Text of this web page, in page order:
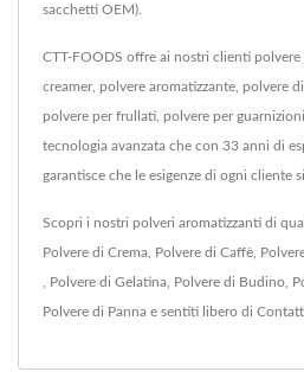
sacchetti OEM).
CTT-FOODS offre ai nostri clienti
creamer, polvere aromatizzante, polvere
polvere per frullati, polvere per
tecnologia avanzata che con 33 anni di
garantisce che le esigenze di ogni cliente
Scopri i nostri polveri aromatizzanti di
Polvere di Crema Polvere di Caffè
Polvere di Gelatina Polvere di Budino
Polvere di Panna e sentiti libero di